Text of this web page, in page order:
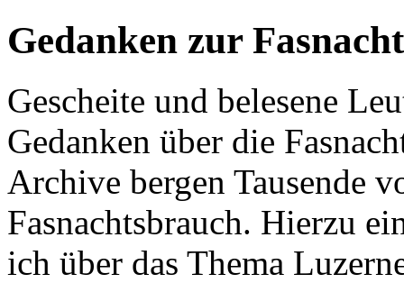
Gedanken zur Fasnacht
Gescheite und belesene
Gedanken über die
Archive bergen Tausende
Fasnachtsbrauch. Hierzu
ich über das Thema